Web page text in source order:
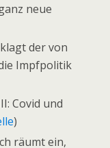
neue
der von
Impfpolitik
Covid und
)
räumt ein,